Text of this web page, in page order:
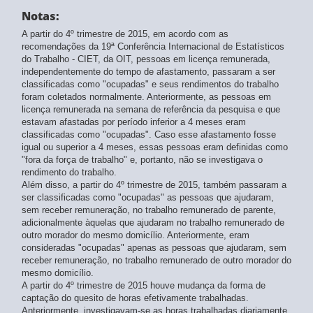
1º trimestre 2014- atualizado em 15/08/2025
4º trimestre 2013- atualizado em 15/08/2025
3º trimestre 2013 - atualizado em 15/08/2025
2º trimestre 2013 - atualizado em 15/08/2025
1º trimestre 2013- atualizado em 15/08/2025
4º trimestre 2012- atualizado em 15/08/2025
3º trimestre 2012- atualizado em 15/08/2025
2º trimestre 2012 - atualizado em 15/08/2025
1º trimestre 2012 - atualizado em 15/08/2025
1º trimestre 2016
4º trimestre 2015- atualizado em 15/08/2025
3º trimestre 2015- atualizado em 15/08/2025
2º trimestre 2015- atualizado em 15/08/2025
1º trimestre 2015- atualizado em 15/08/2025
4º trimestre 2014 - atualizado em 15/08/2025
3º trimestre 2014- atualizado em 15/08/2025
2º trimestre 2014- atualizado em 15/08/2025
Notas:
A partir do 4º trimestre de 2015, em acordo com as
recomendações da 19ª Conferência Internacional de Estatísticos
do Trabalho - CIET, da OIT, pessoas em licença remunerada,
independentemente do tempo de afastamento, passaram a ser
classificadas como "ocupadas" e seus rendimentos do trabalho
foram coletados normalmente. Anteriormente, as pessoas em
licença remunerada na semana de referência da pesquisa e que
estavam afastadas por período inferior a 4 meses eram
classificadas como "ocupadas". Caso esse afastamento fosse
igual ou superior a 4 meses, essas pessoas eram definidas como
"fora da força de trabalho" e, portanto, não se investigava o
rendimento do trabalho.
Além disso, a partir do 4º trimestre de 2015, também passaram a
ser classificadas como "ocupadas" as pessoas que ajudaram,
sem receber remuneração, no trabalho remunerado de parente,
adicionalmente àquelas que ajudaram no trabalho remunerado de
outro morador do mesmo domicílio. Anteriormente, eram
consideradas "ocupadas" apenas as pessoas que ajudaram, sem
receber remuneração, no trabalho remunerado de outro morador do
mesmo domicílio.
A partir do 4º trimestre de 2015 houve mudança da forma de
captação do quesito de horas efetivamente trabalhadas.
Anteriormente, investigavam-se as horas trabalhadas diariamente,